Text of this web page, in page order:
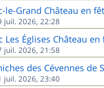
le-Grand Château en
juil. 2026, 22:28
Les Églises Château en
juil. 2026, 21:58
des Cévennes de
juil. 2026, 23:40